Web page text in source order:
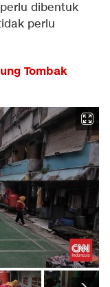
dibentuk
perlu
Tombak